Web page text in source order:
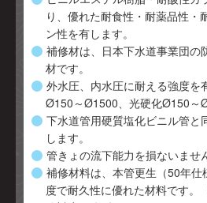
り、優れた耐食性・耐薬品性・
ン性を有します。
補修材は、日本下水道事業団の
材です。
外水圧、内水圧に耐える強度を
Ø150～Ø1500、光硬化Ø150～
下水道管用硬質塩化ビニル管と
します。
管きょの流下能力を損ないませ
補修材料は、本管更生（50年仕
度で耐久性に優れた材料です